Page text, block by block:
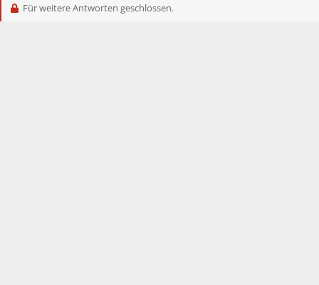
Für weitere Antworten geschlossen.